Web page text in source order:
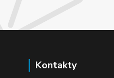
Kontakty